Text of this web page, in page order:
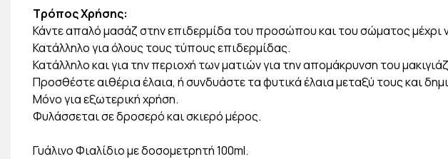
Τρόπος Χρήσης:
Κάντε απαλό μασάζ στην επιδερμίδα του προσώπου και του σώματος
Κατάλληλο για όλους τους τύπους επιδερμίδας.
Κατάλληλο και για την περιοχή των ματιών για την απομάκρυνση του
Προσθέστε αιθέρια έλαια, ή συνδυάστε τα φυτικά έλαια μεταξύ τους και
Μόνο για εξωτερική χρήση.
Φυλάσσεται σε δροσερό και σκιερό μέρος.
Γυάλινο Φιαλίδιο με δοσομετρητή 100ml.